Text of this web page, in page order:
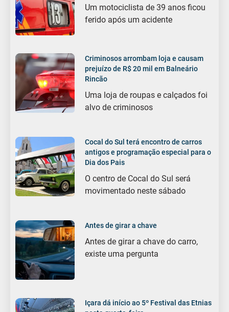
Um motociclista de 39 anos ficou
ferido após um acidente
Criminosos arrombam loja e causam
prejuízo de R$ 20 mil em Balneário
Rincão
Uma loja de roupas e calçados foi
alvo de criminosos
Cocal do Sul terá encontro de carros
antigos e programação especial para o
Dia dos Pais
O centro de Cocal do Sul será
movimentado neste sábado
Antes de girar a chave
Antes de girar a chave do carro,
existe uma pergunta
Içara dá início ao 5º Festival das Etnias